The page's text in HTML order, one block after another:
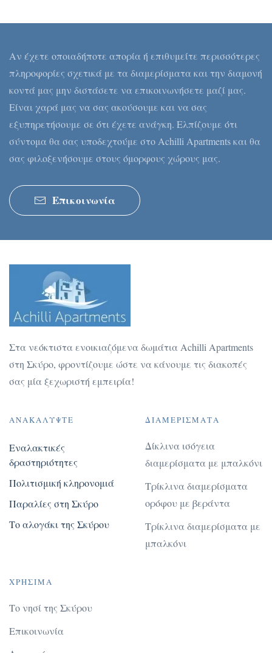
Αν έχετε οποιαδήποτε απορία ή επιθυμείτε περισσότερες
πληροφορίες σχετικά με τα διαμερίσματα και την διαμονή
κοντά μας μην διστάσετε να επικοινωνήσετε μαζί μας.
Είναι χαρά μας να σας ακούσουμε και να σας
εξυπηρετήσουμε σε ότι έχετε ανάγκη. Ελπίζουμε ότι
σύντομα θα σας υποδεχτούμε στο Achilli Apartments και θα
σας φιλοξενήσουμε στους όμορφους χώρους μας.
Επικοινωνία
Στα νεόκτιστα ενοικιαζόμενα δωμάτια Achilli Apartments
στη Σκύρο, φροντίζουμε ώστε να κάνουμε τις διακοπές
σας μία ξεχωριστή εμπειρία!
ΑΝΑΚΑΛΎΨΤΕ
Εναλακτικές
δραστηριότητες
Πολιτισμική κληρονομιά
Παραλίες στη Σκύρο
Το αλογάκι της Σκύρου
ΔΙΑΜΕΡΊΣΜΑΤΑ
Δίκλινα ισόγεια
διαμερίσματα με μπαλκόνι
Τρίκλινα διαμερίσματα
ορόφου με βεράντα
Τρίκλινα διαμερίσματα με
μπαλκόνι
ΧΡΉΣΙΜΑ
Το νησί της Σκύρου
Επικοινωνία